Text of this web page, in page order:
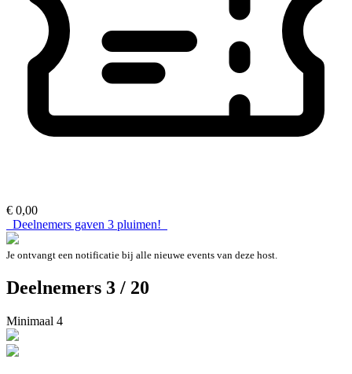
€ 0,00
Deelnemers gaven 3 pluimen!
Je ontvangt een notificatie bij alle nieuwe events van deze host.
Deelnemers 3 / 20
Minimaal 4